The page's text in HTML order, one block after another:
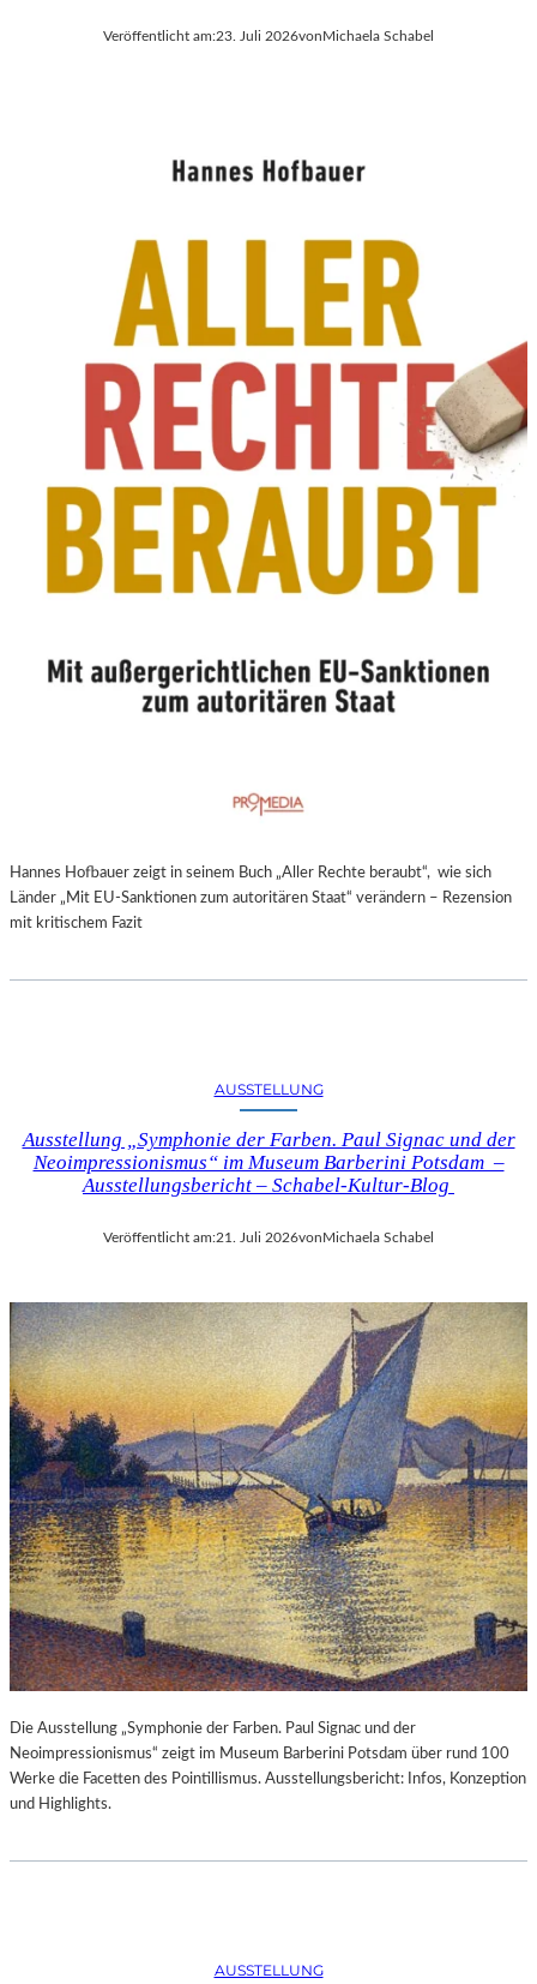
Veröffentlicht am:23. Juli 2026von Michaela Schabel
Hannes Hofbauer zeigt in seinem Buch „Aller Rechte beraubt“, wie sich
Länder „Mit EU-Sanktionen zum autoritären Staat“ verändern – Rezension
mit kritischem Fazit
AUSSTELLUNG
Ausstellung „Symphonie der Farben. Paul Signac und der
Neoimpressionismus“ im Museum Barberini Potsdam –
Ausstellungsbericht – Schabel-Kultur-Blog
Veröffentlicht am:21. Juli 2026von Michaela Schabel
Die Ausstellung „Symphonie der Farben. Paul Signac und der
Neoimpressionismus“ zeigt im Museum Barberini Potsdam über rund 100
Werke die Facetten des Pointillismus. Ausstellungsbericht: Infos, Konzeption
und Highlights.
AUSSTELLUNG